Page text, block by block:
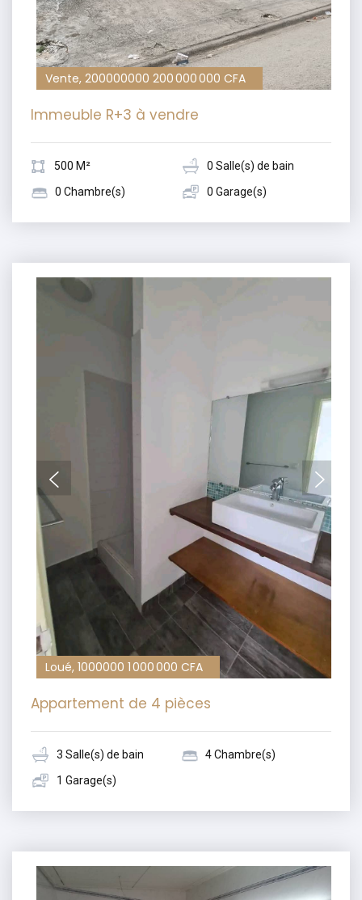
Vente, 200000000 200 000 000 CFA
Immeuble R+3 à vendre
500 M²
0 Salle(s) de bain
0 Chambre(s)
0 Garage(s)
Loué, 1000000 1 000 000 CFA
Appartement de 4 pièces
3 Salle(s) de bain
4 Chambre(s)
1 Garage(s)